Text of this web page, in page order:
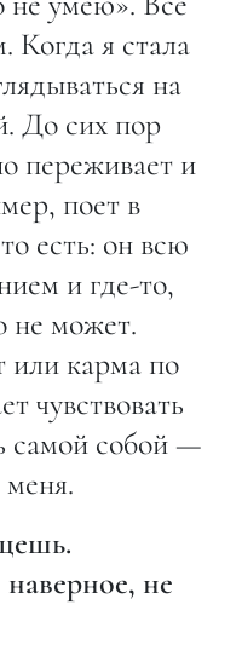
Когда я стала
на
До сих пор
переживает и
поет в
есть: он всю
и где-то,
не может.
или карма по
чувствовать
самой собой —
не